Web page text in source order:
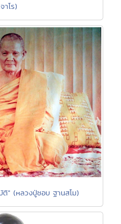
โร)
" (หลวงปู่ชอบ ฐานสโม)